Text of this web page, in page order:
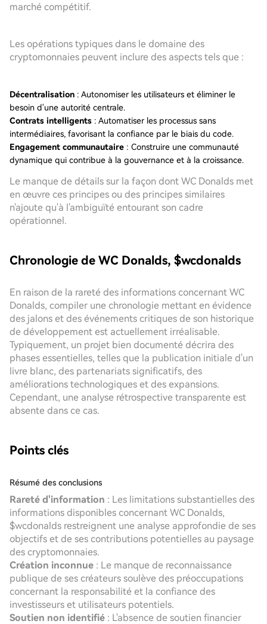
marché compétitif.
Les opérations typiques dans le domaine des
cryptomonnaies peuvent inclure des aspects tels que :
Décentralisation : Autonomiser les utilisateurs et éliminer le
besoin d'une autorité centrale.
Contrats intelligents : Automatiser les processus sans
intermédiaires, favorisant la confiance par le biais du code.
Engagement communautaire : Construire une communauté
dynamique qui contribue à la gouvernance et à la croissance.
Le manque de détails sur la façon dont WC Donalds met
en œuvre ces principes ou des principes similaires
n'ajoute qu'à l'ambiguïté entourant son cadre
opérationnel.
Chronologie de WC Donalds, $wcdonalds
En raison de la rareté des informations concernant WC
Donalds, compiler une chronologie mettant en évidence
des jalons et des événements critiques de son historique
de développement est actuellement irréalisable.
Typiquement, un projet bien documenté décrira des
phases essentielles, telles que la publication initiale d'un
livre blanc, des partenariats significatifs, des
améliorations technologiques et des expansions.
Cependant, une analyse rétrospective transparente est
absente dans ce cas.
Points clés
Résumé des conclusions
Rareté d'information : Les limitations substantielles des
informations disponibles concernant WC Donalds,
$wcdonalds restreignent une analyse approfondie de ses
objectifs et de ses contributions potentielles au paysage
des cryptomonnaies.
Création inconnue : Le manque de reconnaissance
publique de ses créateurs soulève des préoccupations
concernant la responsabilité et la confiance des
investisseurs et utilisateurs potentiels.
Soutien non identifié : L'absence de soutien financier